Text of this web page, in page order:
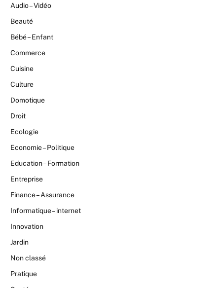
Audio – Vidéo
Beauté
Bébé – Enfant
Commerce
Cuisine
Culture
Domotique
Droit
Ecologie
Economie – Politique
Education – Formation
Entreprise
Finance – Assurance
Informatique – internet
Innovation
Jardin
Non classé
Pratique